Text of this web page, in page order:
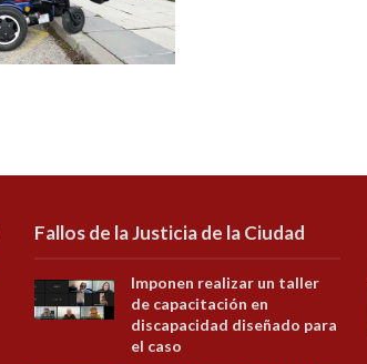
Fallos de la Justicia de la Ciudad
Imponen realizar un taller
de capacitación en
discapacidad diseñado para
el caso